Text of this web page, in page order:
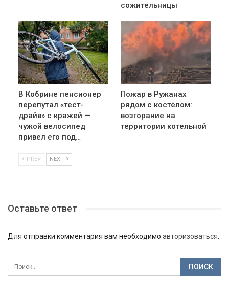
сожительницы
В Кобрине пенсионер
перепутал «тест-
драйв» с кражей —
чужой велосипед
привел его под…
Пожар в Ружанах
рядом с костёлом:
возгорание на
территории котельной
PREV NEXT
Оставьте ответ
Для отправки комментария вам необходимо авторизоваться.